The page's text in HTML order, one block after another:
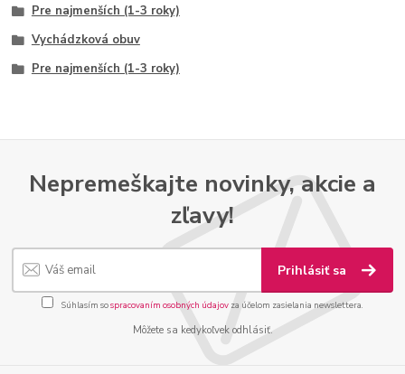
Pre najmenších (1-3 roky)
Vychádzková obuv
Pre najmenších (1-3 roky)
Nepremeškajte novinky, akcie a
zľavy!
Prihlásiť sa
Súhlasím sospracovaním osobných údajov za účelom zasielania newslettera.
Môžete sa kedykoľvek odhlásiť.